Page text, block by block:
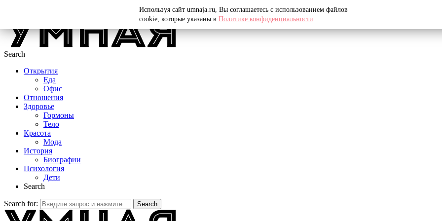
Search
Открытия
Еда
Офис
Отношения
Здоровье
Гормоны
Тело
Красота
Мода
История
Биографии
Психология
Дети
Search
Search for: Search
Используя сайт umnaja.ru, Вы соглашаетесь с использованием файлов
cookie, которые указаны в Политике конфиденциальности